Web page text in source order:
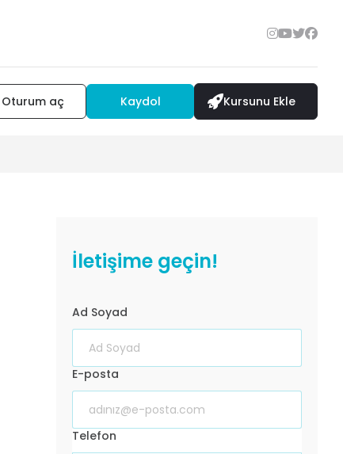
Oturum aç Kaydol Kursunu Ekle
İletişime geçin!
Ad Soyad
E-posta
Telefon